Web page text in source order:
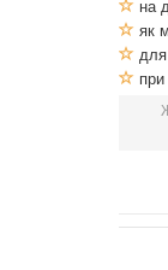
на
як
для
при